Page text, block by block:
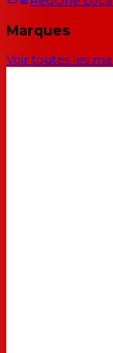
Marques
Voir toutes les